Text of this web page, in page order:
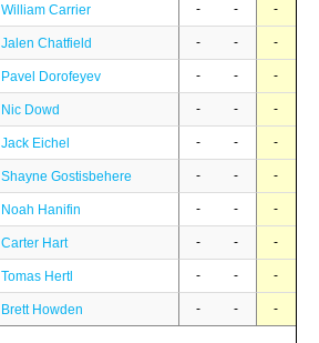
William Carrier - - -
Jalen Chatfield - - -
Pavel Dorofeyev - - -
Nic Dowd - - -
Jack Eichel - - -
Shayne Gostisbehere - - -
Noah Hanifin - - -
Carter Hart - - -
Tomas Hertl - - -
Brett Howden - - -